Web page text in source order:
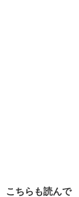
こちらも読んで